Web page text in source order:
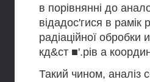
в порівнянні до
відадос'гися в рамік
радіаційної
кд&ст ■'.рів а
Такий чином, аналіз